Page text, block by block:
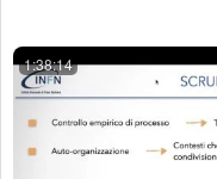
1:38:14